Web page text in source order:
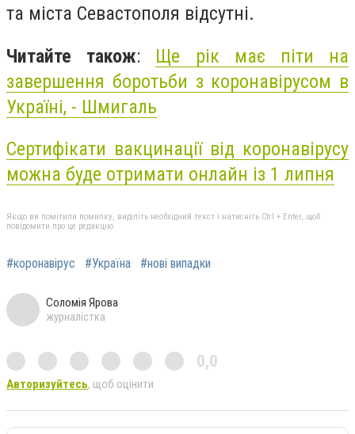
та міста Севастополя відсутні.
Читайте також: Ще рік має піти на
завершення боротьби з коронавірусом в
Україні, - Шмигаль
Сертифікати вакцинації від коронавірусу
можна буде отримати онлайн із 1 липня
Якщо ви помітили помилку, виділіть необхідний текст і натисніть Ctrl + Enter, щоб
повідомити про це редакцію
#коронавірус #Україна #нові випадки
Соломія Ярова
журналістка
0,0
Авторизуйтесь, щоб оцінити